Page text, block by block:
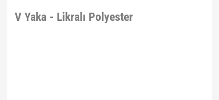
V Yaka - Likralı Polyester